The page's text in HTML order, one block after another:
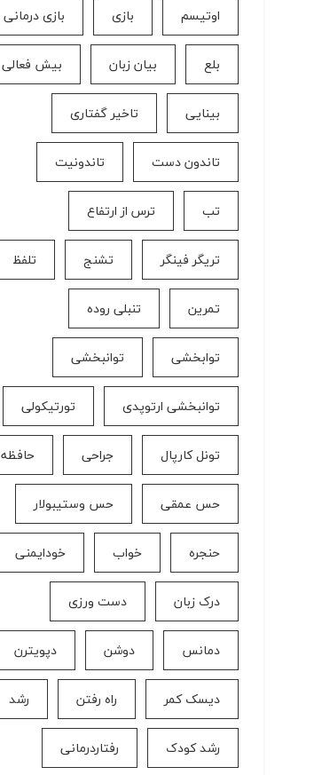
اوتیسم بازی بازی درمانی
بلع بیان زبان بیش فعالی
بینایی تاخیر گفتاری
تاندون دست تاندونیت
تب ترس از ارتفاع
تریگر فینگر تشنج تلفظ
تمرین تنبلی روده
توابخشی توانبخشی
توانبخشی ارتوپدی تورتیکولی
تونل کارپال جراحی حافظه
حس عمقی حس وستیبولار
حنجره خواب خودایمنی
درک زبان دست ورزی
دمانس دوشن دپویترن
دیسک کمر راه رفتن رشد
رشد کودک رفتاردرمانی